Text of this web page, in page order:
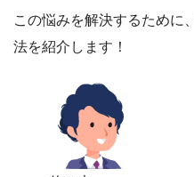
この悩みを解決するために
法を紹介します！